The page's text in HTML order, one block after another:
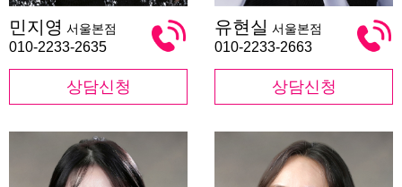
지
영
민지영 서울본점
010-2233-2635
상담신청
현
실
유현실 서울본점
010-2233-2663
상담신청